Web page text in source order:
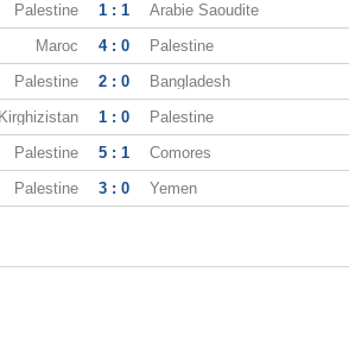
Palestine 1 : 1 Arabie Saoudite
Maroc 4 : 0 Palestine
Palestine 2 : 0 Bangladesh
Kirghizistan 1 : 0 Palestine
Palestine 5 : 1 Comores
Palestine 3 : 0 Yemen